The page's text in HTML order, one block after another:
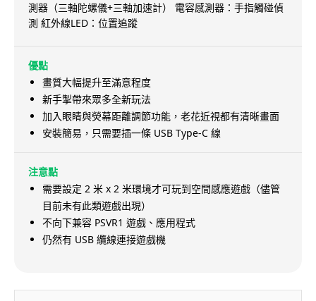
測器（三軸陀螺儀+三軸加速計） 電容感測器：手指觸碰偵
測 紅外線LED：位置追蹤
優點
畫質大幅提升至滿意程度
新手掣帶來眾多全新玩法
加入眼睛與熒幕距離調節功能，老花近視都有清晰畫面
安裝簡易，只需要插一條 USB Type-C 線
注意點
需要設定 2 米 x 2 米環境才可玩到空間感應遊戲（儘管
目前未有此類遊戲出現）
不向下兼容 PSVR1 遊戲、應用程式
仍然有 USB 纜線連接遊戲機